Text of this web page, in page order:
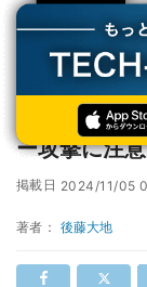
TECH+ 企業IT
SOHOルータから行
SOHOルー
ー攻撃に注
掲載日 2024/11/05
著者： 後藤大地